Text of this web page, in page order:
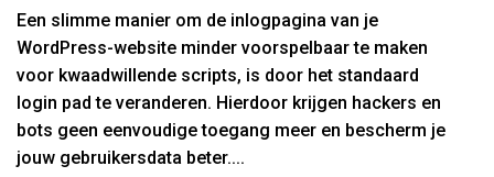
Een slimme manier om de inlogpagina van je
WordPress-website minder voorspelbaar te maken
voor kwaadwillende scripts, is door het standaard
login pad te veranderen. Hierdoor krijgen hackers en
bots geen eenvoudige toegang meer en bescherm je
jouw gebruikersdata beter....